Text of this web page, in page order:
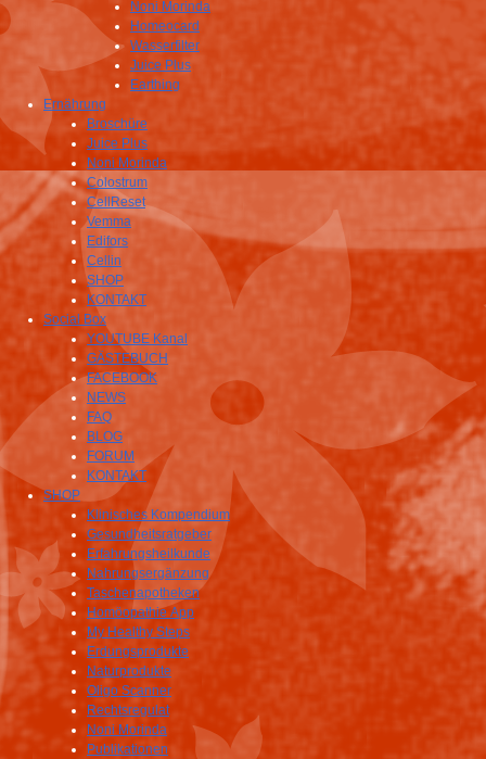
Noni Morinda
Homeocard
Wasserfilter
Juice Plus
Earthing
Ernährung
Broschüre
Juice Plus
Noni Morinda
Colostrum
CellReset
Vemma
Edifors
Cellin
SHOP
KONTAKT
Social Box
YOUTUBE Kanal
GÄSTEBUCH
FACEBOOK
NEWS
FAQ
BLOG
FORUM
KONTAKT
SHOP
Klinisches Kompendium
Gesundheitsratgeber
Erfahrungsheilkunde
Nahrungsergänzung
Taschenapotheken
Homöopathie App
My Healthy Steps
Erdungsprodukte
Naturprodukte
Oligo Scanner
Rechtsregulat
Noni Morinda
Publikationen